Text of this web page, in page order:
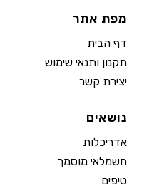
מפת אתר
דף הבית
תקנון ותנאי שימוש
יצירת קשר
נושאים
אדריכלות
חשמלאי מוסמך
טיפים